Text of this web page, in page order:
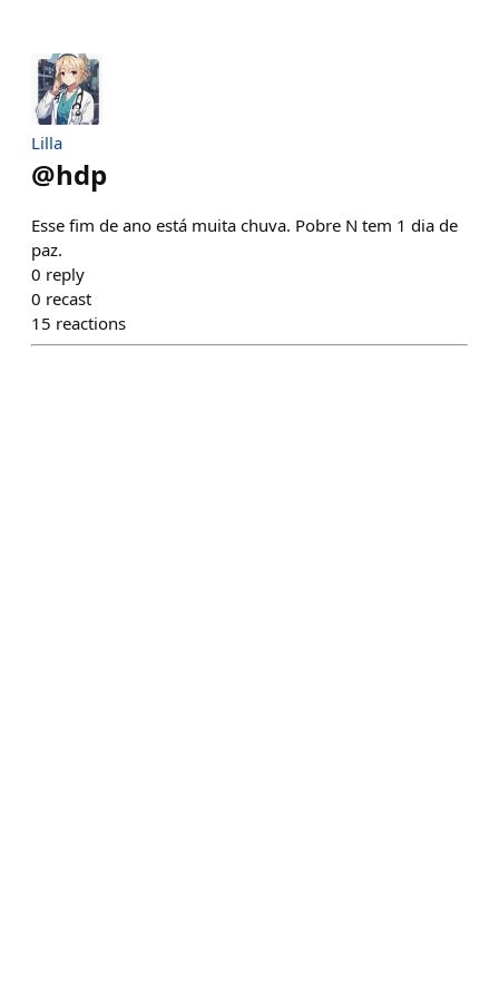
Lilla
@hdp
Esse fim de ano está muita chuva. Pobre N tem 1 dia de
paz.
0 reply
0 recast
15 reactions